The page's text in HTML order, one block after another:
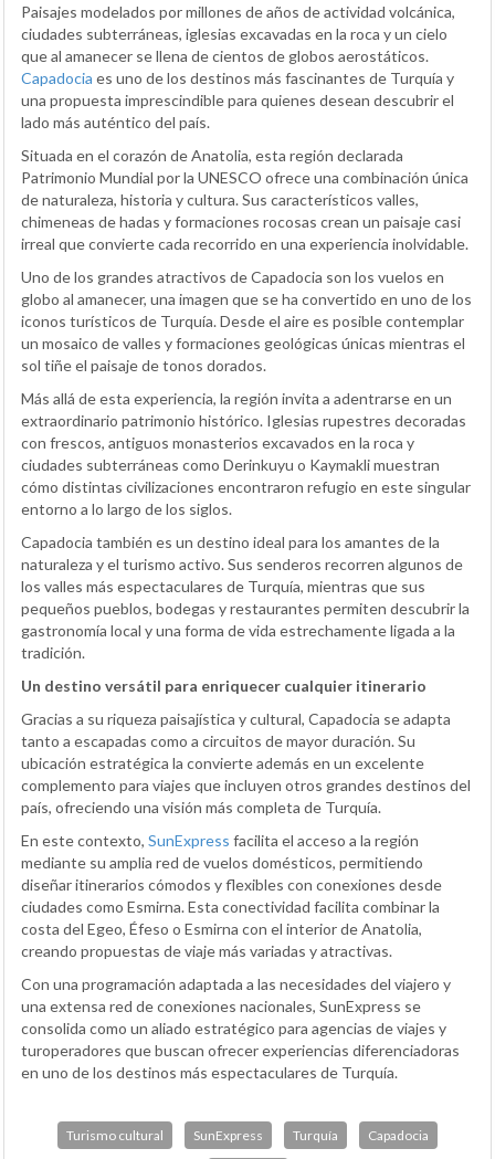
Paisajes modelados por millones de años de actividad volcánica,
ciudades subterráneas, iglesias excavadas en la roca y un cielo
que al amanecer se llena de cientos de globos aerostáticos.
Capadocia es uno de los destinos más fascinantes de Turquía y
una propuesta imprescindible para quienes desean descubrir el
lado más auténtico del país.
Situada en el corazón de Anatolia, esta región declarada
Patrimonio Mundial por la UNESCO ofrece una combinación única
de naturaleza, historia y cultura. Sus característicos valles,
chimeneas de hadas y formaciones rocosas crean un paisaje casi
irreal que convierte cada recorrido en una experiencia inolvidable.
Uno de los grandes atractivos de Capadocia son los vuelos en
globo al amanecer, una imagen que se ha convertido en uno de los
iconos turísticos de Turquía. Desde el aire es posible contemplar
un mosaico de valles y formaciones geológicas únicas mientras el
sol tiñe el paisaje de tonos dorados.
Más allá de esta experiencia, la región invita a adentrarse en un
extraordinario patrimonio histórico. Iglesias rupestres decoradas
con frescos, antiguos monasterios excavados en la roca y
ciudades subterráneas como Derinkuyu o Kaymakli muestran
cómo distintas civilizaciones encontraron refugio en este singular
entorno a lo largo de los siglos.
Capadocia también es un destino ideal para los amantes de la
naturaleza y el turismo activo. Sus senderos recorren algunos de
los valles más espectaculares de Turquía, mientras que sus
pequeños pueblos, bodegas y restaurantes permiten descubrir la
gastronomía local y una forma de vida estrechamente ligada a la
tradición.
Un destino versátil para enriquecer cualquier itinerario
Gracias a su riqueza paisajística y cultural, Capadocia se adapta
tanto a escapadas como a circuitos de mayor duración. Su
ubicación estratégica la convierte además en un excelente
complemento para viajes que incluyen otros grandes destinos del
país, ofreciendo una visión más completa de Turquía.
En este contexto, SunExpress facilita el acceso a la región
mediante su amplia red de vuelos domésticos, permitiendo
diseñar itinerarios cómodos y flexibles con conexiones desde
ciudades como Esmirna. Esta conectividad facilita combinar la
costa del Egeo, Éfeso o Esmirna con el interior de Anatolia,
creando propuestas de viaje más variadas y atractivas.
Con una programación adaptada a las necesidades del viajero y
una extensa red de conexiones nacionales, SunExpress se
consolida como un aliado estratégico para agencias de viajes y
turoperadores que buscan ofrecer experiencias diferenciadoras
en uno de los destinos más espectaculares de Turquía.
Turismo cultural SunExpress Turquía Capadocia